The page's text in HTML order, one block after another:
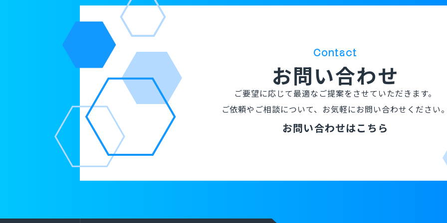
Contact
お問い合わせ
ご要望に応じて最適なご提案を させていただきます。
ご依頼やご相談について、 お気軽にお問い合わせください
お問い合わせはこちら